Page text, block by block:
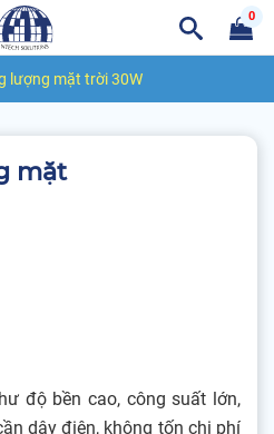
lượng mặt trời 30W
mặt
độ bền cao, công suất lớn,
dây điện, không tốn chi phí
0